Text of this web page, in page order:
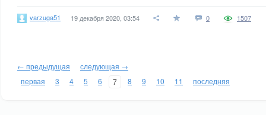
varzuga51 19 декабря 2020, 03:54 0 1507
← предыдущая
следующая →
первая
3 4 5 6 7 8 9 10 11 последняя